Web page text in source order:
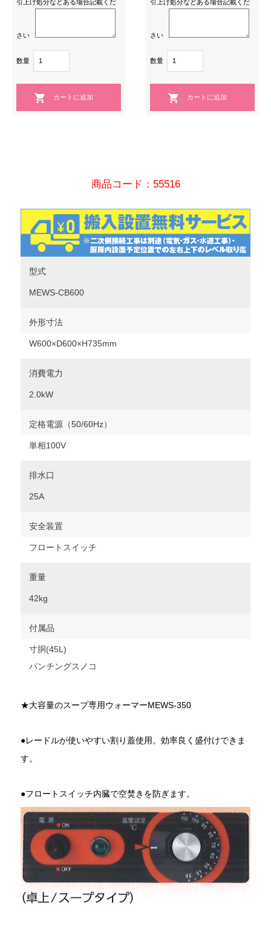
引上げ処分などある場合記載くだ
さい
数量
引上げ処分などある場合記載くだ
さい
数量
商品コード：55516
型式
MEWS-CB600
外形寸法
W600×D600×H735mm
消費電力
2.0kW
定格電源（50/60Hz）
単相100V
排水口
25A
安全装置
フロートスイッチ
重量
42kg
付属品
寸胴(45L)
パンチングスノコ
★大容量のスープ専用ウォーマーMEWS-350
●レードルが使いやすい割り蓋使用。効率良く盛付けできま
す。
●フロートスイッチ内臓で空焚きを防ぎます。